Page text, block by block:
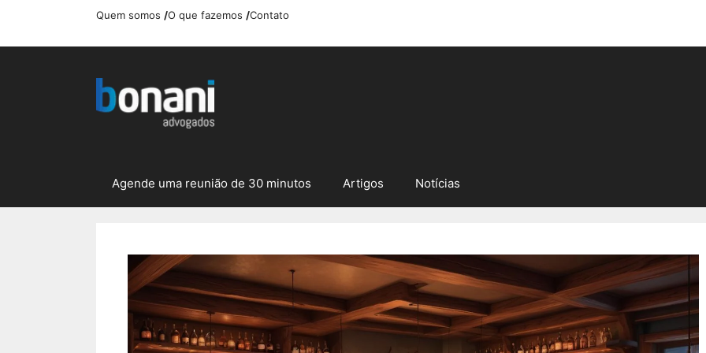
o
Quem somos /O que fazemos /Contato
Agende uma reunião de 30 minutos Artigos Notícias